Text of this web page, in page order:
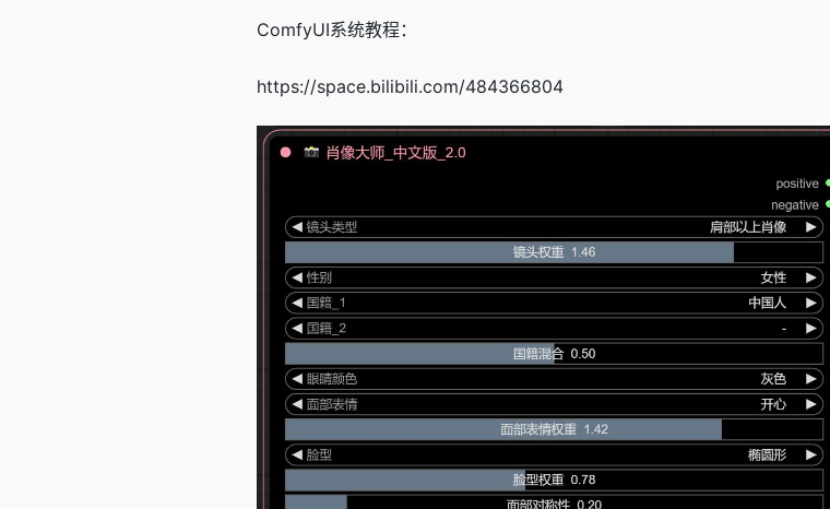
ComfyUI系统教程：
https://space.bilibili.com/484366804